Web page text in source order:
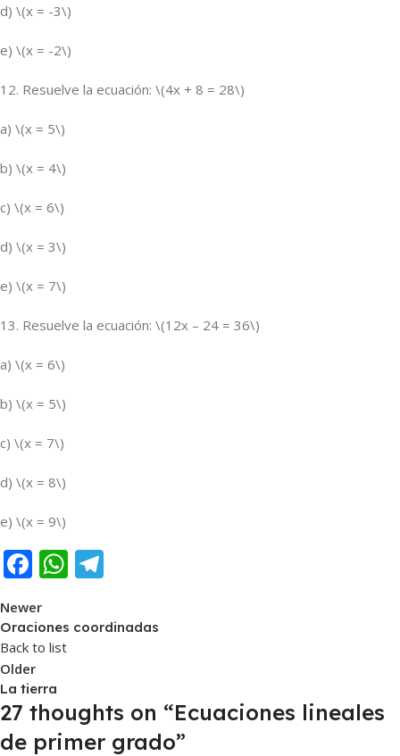
d) \(x = -3\)
e) \(x = -2\)
12. Resuelve la ecuación: \(4x + 8 = 28\)
a) \(x = 5\)
b) \(x = 4\)
c) \(x = 6\)
d) \(x = 3\)
e) \(x = 7\)
13. Resuelve la ecuación: \(12x – 24 = 36\)
a) \(x = 6\)
b) \(x = 5\)
c) \(x = 7\)
d) \(x = 8\)
e) \(x = 9\)
Facebook
WhatsApp
Newer
Oraciones coordinadas
Back to list
Older
La tierra
27 thoughts on “Ecuaciones lineales
de primer grado”